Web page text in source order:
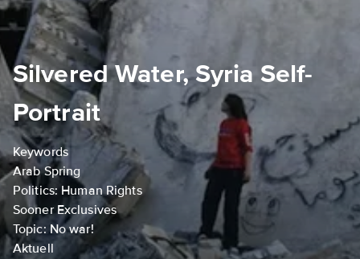
Silvered Water, Syria Self-
Portrait
Keywords
Arab Spring
Politics: Human Rights
Sooner Exclusives
Topic: No war!
Aktuell